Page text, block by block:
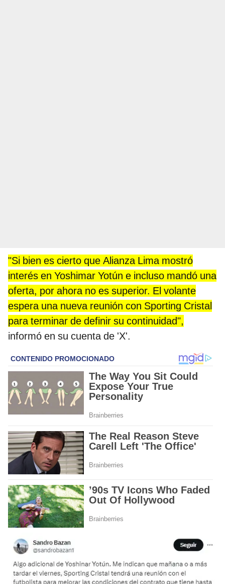
"Si bien es cierto que Alianza Lima mostró
interés en Yoshimar Yotún e incluso mandó una
oferta, por ahora no es superior. El volante
espera una nueva reunión con Sporting Cristal
para terminar de definir su continuidad",
informó en su cuenta de 'X'.